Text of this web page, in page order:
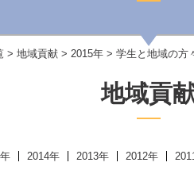
> 地域貢献 > 2015年 > 学生と地域の方
地域貢
2014年 2013年 2012年